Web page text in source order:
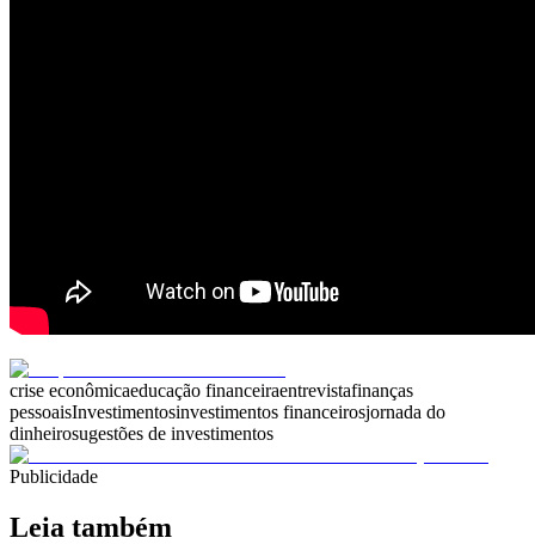
crise econômicaeducação financeiraentrevistafinanças
pessoaisInvestimentosinvestimentos financeirosjornada do
dinheirosugestões de investimentos
Publicidade
Leia também